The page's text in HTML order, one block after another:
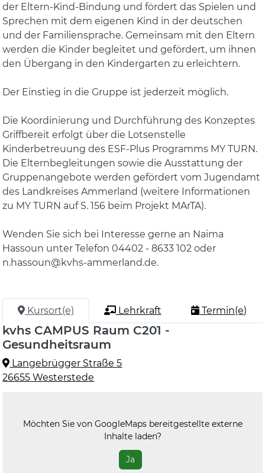
der Eltern-Kind-Bindung und fördert das Spielen und
Sprechen mit dem eigenen Kind in der deutschen
und der Familiensprache. Gemeinsam mit den Eltern
werden die Kinder begleitet und gefördert, um ihnen
den Übergang in den Kindergarten zu erleichtern.
Der Einstieg in die Gruppe ist jederzeit möglich.
Die Koordinierung und Durchführung des Konzeptes
Griffbereit erfolgt über die Lotsenstelle
Kinderbetreuung des ESF-Plus Programms MY TURN.
Die Elternbegleitungen sowie die Ausstattung der
Gruppenangebote werden gefördert vom Jugendamt
des Landkreises Ammerland (weitere Informationen
zu MY TURN auf S. 156 beim Projekt MArTA).
Wenden Sie sich bei Interesse gerne an Naima
Hassoun unter Telefon 04402 - 8633 102 oder
n.hassoun@kvhs-ammerland.de.
Kursort(e) Lehrkraft Termin(e)
kvhs CAMPUS Raum C201 -
Gesundheitsraum
Langebrügger Straße 5
26655 Westerstede
Möchten Sie von GoogleMapsbereitgestellte externe
Inhalte laden?
Ja